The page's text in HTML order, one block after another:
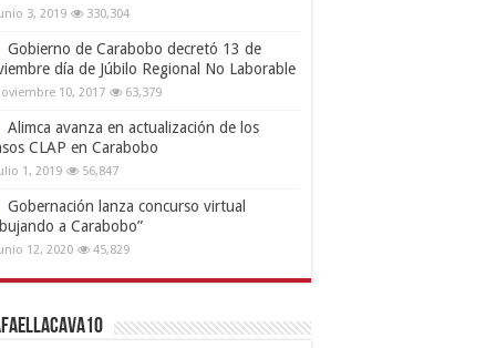
3, 2019 330,304
Gobierno de Carabobo decretó 13 de
día de Júbilo Regional No Laborable
10, 2017 63,379
Alimca avanza en actualización de los
CLAP en Carabobo
1, 2019 56,847
Gobernación lanza concurso virtual
a Carabobo”
12, 2020 45,829